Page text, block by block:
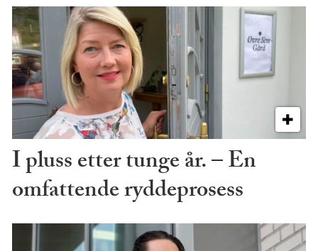
I pluss etter tunge år. – En
omfattende ryddeprosess